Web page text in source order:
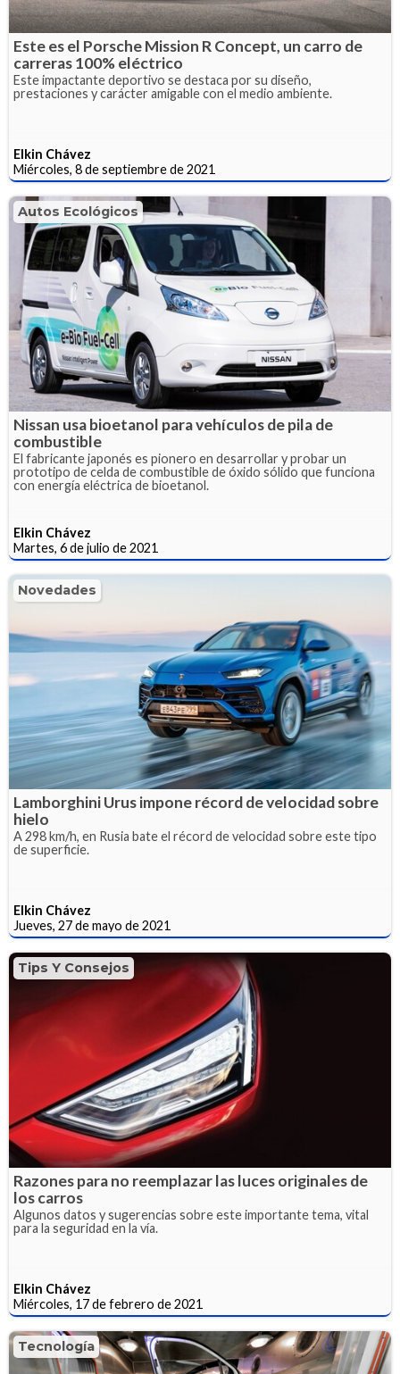
Este es el Porsche Mission R Concept, un carro de
carreras 100% eléctrico
Este impactante deportivo se destaca por su diseño,
prestaciones y carácter amigable con el medio ambiente.
Elkin Chávez
Miércoles, 8 de septiembre de 2021
Autos Ecológicos
Nissan usa bioetanol para vehículos de pila de
combustible
El fabricante japonés es pionero en desarrollar y probar un
prototipo de celda de combustible de óxido sólido que funciona
con energía eléctrica de bioetanol.
Elkin Chávez
Martes, 6 de julio de 2021
Novedades
Lamborghini Urus impone récord de velocidad sobre
hielo
A 298 km/h, en Rusia bate el récord de velocidad sobre este tipo
de superficie.
Elkin Chávez
Jueves, 27 de mayo de 2021
Tips Y Consejos
Razones para no reemplazar las luces originales de
los carros
Algunos datos y sugerencias sobre este importante tema, vital
para la seguridad en la vía.
Elkin Chávez
Miércoles, 17 de febrero de 2021
Tecnología